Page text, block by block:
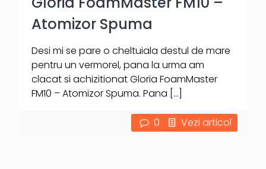
Atomizor Spuma
Desi mi se pare o cheltuiala destul de mare
pentru un vermorel, pana la urma am
clacat si achizitionat Gloria FoamMaster
FM10 – Atomizor Spuma. Pana […]
0 Vezi articol